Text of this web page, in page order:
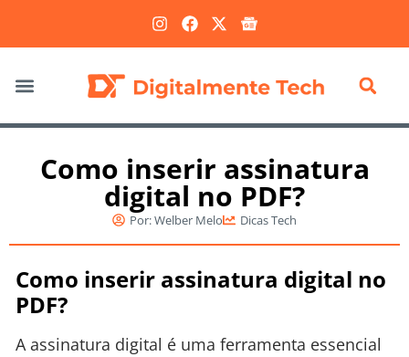
Como inserir assinatura
digital no PDF?
Por:Welber Melo Dicas Tech
Como inserir assinatura digital no
PDF?
A assinatura digital é uma ferramenta essencial